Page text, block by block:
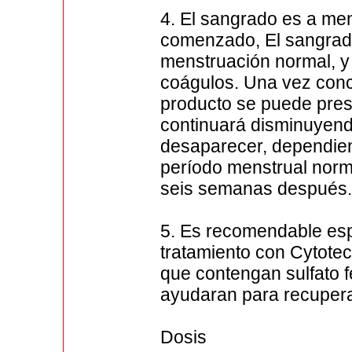
4. El sangrado es a
comenzado, El
menstruación normal,
coágulos. Una vez
producto se puede
continuará
desaparecer,
período menstrual
seis semanas después.
5. Es recomendable
tratamiento con
que contengan sulfato
ayudaran para
Dosis